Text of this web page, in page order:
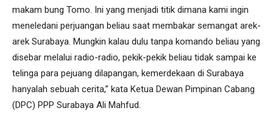
makam bung Tomo. Ini yang menjadi titik dimana kami ingin
meneledani perjuangan beliau saat membakar semangat arek-
arek Surabaya. Mungkin kalau dulu tanpa komando beliau yang
disebar melalui radio-radio, pekik-pekik beliau tidak sampai ke
telinga para pejuang dilapangan, kemerdekaan di Surabaya
hanyalah sebuah cerita,” kata Ketua Dewan Pimpinan Cabang
(DPC) PPP Surabaya Ali Mahfud.